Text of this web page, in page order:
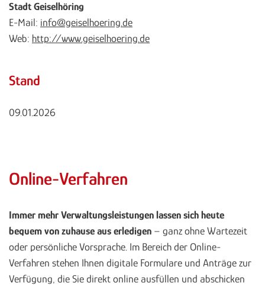
Stadt Geiselhöring
E-Mail: info@geiselhoering.de
Web: http://www.geiselhoering.de
Stand
09.01.2026
Online-Verfahren
Immer mehr Verwaltungsleistungen lassen sich heute
bequem von zuhause aus erledigen – ganz ohne Wartezeit
oder persönliche Vorsprache. Im Bereich der Online-
Verfahren stehen Ihnen digitale Formulare und Anträge zur
Verfügung, die Sie direkt online ausfüllen und abschicken